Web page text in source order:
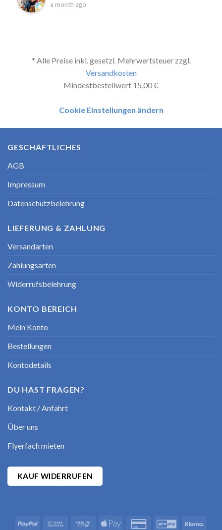
a month ago
* Alle Preise inkl. gesetzl. Mehrwertsteuer zzgl.
Versandkosten
Mindestbestellwert 15,00 €
Cookie Einstellungen ändern
GESCHÄFTLICHES
AGB
Impressum
Datenschutzbelehrung
LIEFERUNG & ZAHLUNG
Versandarten
Zahlungsarten
Widerrufsbelehrung
KONTO BEREICH
Mein Konto
Bestellungen
Kontodetails
DU HAST FRAGEN?
Kontakt / Anfahrt
Über uns
Flyerfach mieten
KAUF WIDERRUFEN